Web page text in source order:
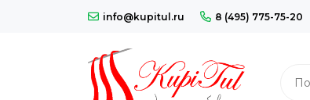
info@kupitul.ru 8 (495) 775-75-20